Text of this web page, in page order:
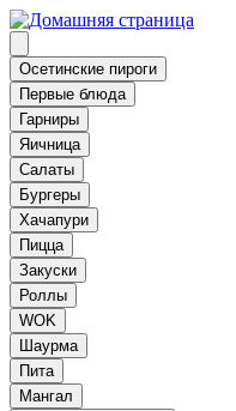
Осетинские пироги
Первые блюда
Гарниры
Яичница
Салаты
Бургеры
Хачапури
Пицца
Закуски
Роллы
WOK
Шаурма
Пита
Мангал